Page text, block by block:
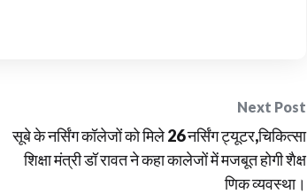
Next Post
सूबे के नर्सिंग कॉलेजों को मिले 26 नर्सिंग ट्यूटर,चिकित्सा
शिक्षा मंत्री डॉ रावत ने कहा कालेजों में मजबूत होगी शैक्ष
णिक व्यवस्था।